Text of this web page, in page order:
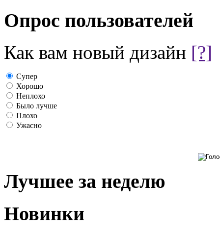
Опрос пользователей
Как вам новый дизайн [?]
Супер
Хорошо
Неплохо
Было лучше
Плохо
Ужасно
Лучшее за неделю
Новинки